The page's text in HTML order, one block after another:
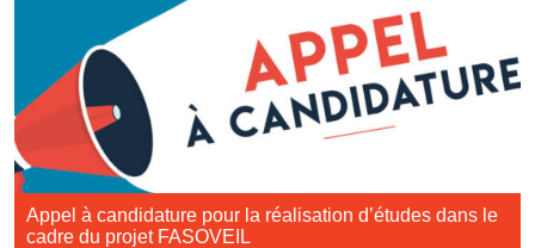
Appel à candidature pour la réalisation d’études dans le
cadre du projet FASOVEIL